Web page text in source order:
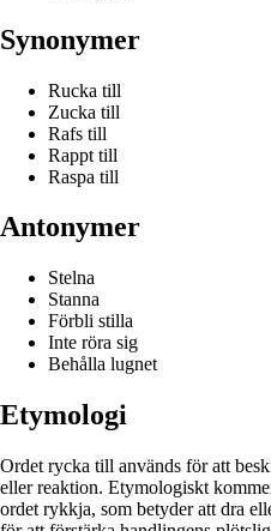
Synonymer
Rucka till
Zucka till
Rafs till
Rappt till
Raspa till
Antonymer
Stelna
Stanna
Förbli stilla
Inte röra sig
Behålla lugnet
Etymologi
Ordet rycka till används för att
eller reaktion. Etymologiskt
ordet rykkja, som betyder att dra